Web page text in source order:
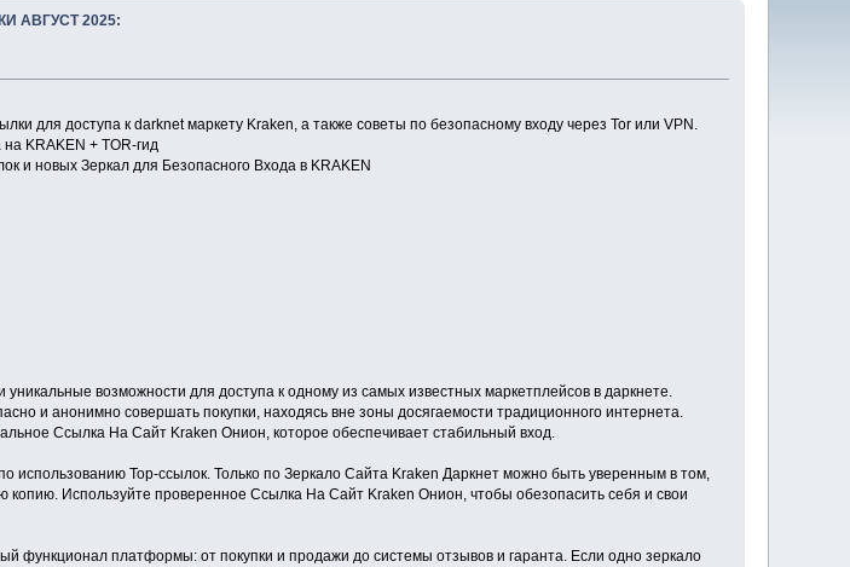
АВГУСТ 2025:
для доступа к darknet маркету Kraken, а также советы по безопасному входу через Tor или VPN.
KRAKEN + TOR-гид
новых Зеркал для Безопасного Входа в KRAKEN
возможности для доступа к одному из самых известных маркетплейсов в даркнете.
и анонимно совершать покупки, находясь вне зоны досягаемости традиционного интернета.
Ссылка На Сайт Kraken Онион, которое обеспечивает стабильный вход.
использованию Тор-ссылок. Только по Зеркало Сайта Kraken Даркнет можно быть уверенным в том,
Используйте проверенное Ссылка На Сайт Kraken Онион, чтобы обезопасить себя и свои
функционал платформы: от покупки и продажи до системы отзывов и гаранта. Если одно зеркало